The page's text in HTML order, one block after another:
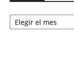
Archivo